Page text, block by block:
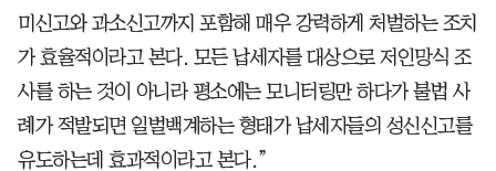
미신고와 과소신고까지 포함해 매우 강력하게 처벌하는 조치
가 효율적이라고 본다. 모든 납세자를 대상으로 저인망식 조
사를 하는 것이 아니라 평소에는 모니터링만 하다가 불법 사
례가 적발되면 일벌백계하는 형태가 납세자들의 성신신고를
유도하는데 효과적이라고 본다.”